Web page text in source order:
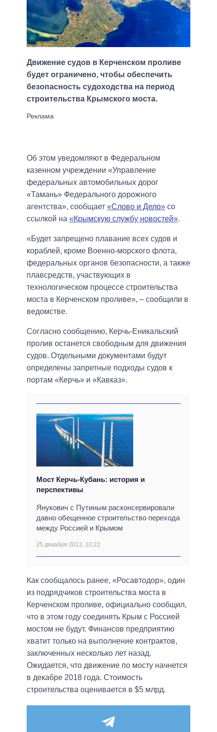
Движение судов в Керченском проливе
будет ограничено, чтобы обеспечить
безопасность судоходства на период
строительства Крымского моста.
Об этом уведомляют в Федеральном
казенном учреждении «Управление
федеральных автомобильных дорог
«Тамань» Федерального дорожного
агентства», сообщает «Слово и Дело» со
ссылкой на «Крымскую службу новостей».
«Будет запрещено плавание всех судов и
кораблей, кроме Военно-морского флота,
федеральных органов безопасности, а также
плавсредств, участвующих в
технологическом процессе строительства
моста в Керченском проливе», – сообщили в
ведомстве.
Согласно сообщению, Керчь-Еникальский
пролив останется свободным для движения
судов. Отдельными документами будут
определены запретные подходы судов к
портам «Керчь» и «Кавказ».
Мост Керчь-Кубань: история и
перспективы
Янукович с Путиным расконсервировали
давно обещенное строительство перехода
между Россией и Крымом
25 декабря 2013, 10:22
Как сообщалось ранее, «Росавтодор», один
из подрядчиков строительства моста в
Керченском проливе, официально сообщил,
что в этом году соединять Крым с Россией
мостом не будут. Финансов предприятию
хватит только на выполнение контрактов,
заключенных несколько лет назад.
Ожидается, что движение по мосту начнется
в декабре 2018 года. Стоимость
строительства оценивается в $5 млрд.